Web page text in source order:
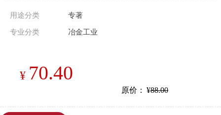
¥ 70.40
用途分类 专著
专业分类 冶金工业
原价： ¥88.00